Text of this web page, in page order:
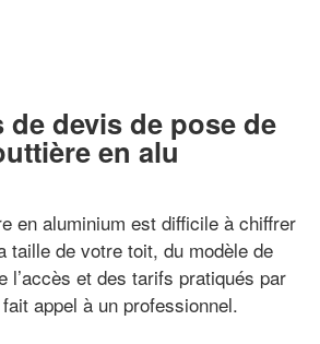
de devis de pose de
en alu
en aluminium est difficile à chiffrer
taille de votre toit, du modèle de
l’accès et des tarifs pratiqués par
appel à un professionnel.